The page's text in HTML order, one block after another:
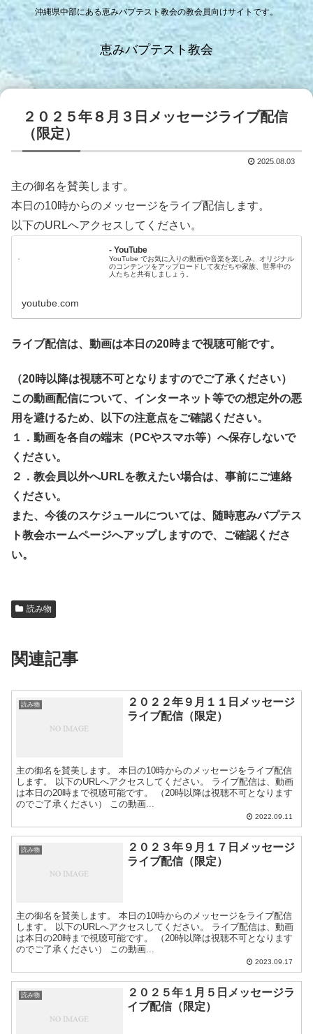
沖縄県中部にある恵みバプテスト教会の教会員向けサイトです。
恵みバプテスト教会
２０２５年８月３日メッセージライブ配信
（限定）
2025.08.03
主の御名を賛美します。
本日の10時からのメッセージをライブ配信します。
以下のURLへアクセスしてください。
- YouTube
YouTube でお気に入りの動画や音楽を楽しみ、オリジナル
のコンテンツをアップロードして友だちや家族、世界中の
人たちと共有しましょう。
youtube.com
ライブ配信は、動画は本日の20時まで視聴可能です。
（20時以降は視聴不可となりますのでご了承ください）
この動画配信について、インターネット等での想定外の悪
用を避けるため、以下の注意点をご確認ください。
１．動画を各自の端末（PCやスマホ等）へ保存しないで
ください。
２．教会員以外へURLを教えたい場合は、事前にご連絡
ください。
また、今後のスケジュールについては、随時恵みバプテス
ト教会ホームページへアップしますので、ご確認くださ
い。
読み物
関連記事
読み物
２０２２年９月１１日メッセージ
ライブ配信（限定）
主の御名を賛美します。 本日の10時からのメッセージをライブ配信
します。 以下のURLへアクセスしてください。 ライブ配信は、動画
は本日の20時まで視聴可能です。 （20時以降は視聴不可となります
のでご了承ください） この動画...
2022.09.11
読み物
２０２３年９月１７日メッセージ
ライブ配信（限定）
主の御名を賛美します。 本日の10時からのメッセージをライブ配信
します。 以下のURLへアクセスしてください。 ライブ配信は、動画
は本日の20時まで視聴可能です。 （20時以降は視聴不可となります
のでご了承ください） この動画...
2023.09.17
読み物
２０２５年１月５日メッセージラ
イブ配信（限定）